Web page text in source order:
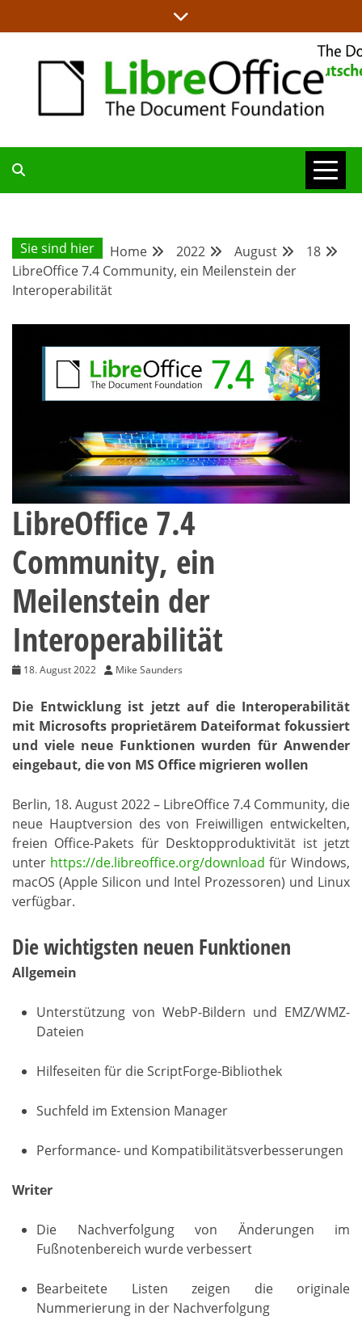
to
DEUTSCHER
COMMUNITY-
BLOG
Sie sind hier Home 2022 August
18
LibreOffice 7.4 Community, ein Meilenstein der
Interoperabilität
LibreOffice 7.4
Community, ein
Meilenstein der
Interoperabilität
18. August 2022 Mike Saunders
Die Entwicklung ist jetzt auf die Interoperabilität
mit Microsofts proprietärem Dateiformat fokussiert
und viele neue Funktionen wurden für Anwender
eingebaut, die von MS Office migrieren wollen
Berlin, 18. August2022– LibreOffice 7.4 Community, die
neue Hauptversion des von Freiwilligen entwickelten,
freien Office-Pakets für Desktopproduktivität ist jetzt
unter https://de.libreoffice.org/download für Windows,
macOS (Apple Silicon und Intel Prozessoren) und Linux
verfügbar.
Die wichtigsten neuen Funktionen
Allgemein
Unterstützung von WebP-Bildern und EMZ/WMZ-
Dateien
Hilfeseiten für die ScriptForge-Bibliothek
Suchfeld im Extension Manager
Performance- und Kompatibilitätsverbesserungen
Writer
Die Nachverfolgung von Änderungen im
Fußnotenbereich wurde verbessert
Bearbeitete Listen zeigen die originale
Nummerierung in der Nachverfolgung